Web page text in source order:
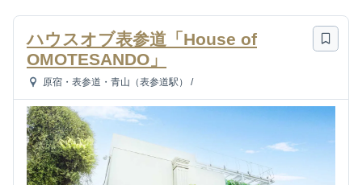
ハウスオブ表参道「House of
OMOTESANDO」
原宿・表参道・青山（表参道駅） /